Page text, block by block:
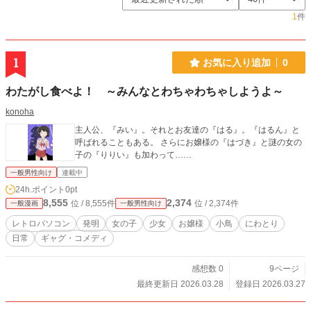
1件
1 お気に入り追加 0
わたがし食べよ！ ～みんなとわちゃわちゃしようよ～
konoha
主人公、『みい』。それとお友達の『はる』。『はるん』と
呼ばれることもある。 さらにお嬢様の『はづき』と謎の女の
子の『りりい』も加わって……
一般男性向け 連載中
24h.ポイント 0pt
一般漫画 8,555 位 / 8,555件 一般男性向け 2,374 位 / 2,374件
レトロパソコン 発明 女の子 少女 お嬢様 小鳥
にわとり
日常
ギャグ・コメディ
感想数 0
9ページ
最終更新日 2026.03.28
登録日 2026.03.27